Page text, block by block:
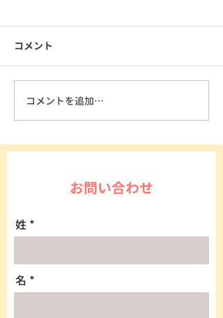
コメント
コメントを追加…
お問い合わせ
姓
名